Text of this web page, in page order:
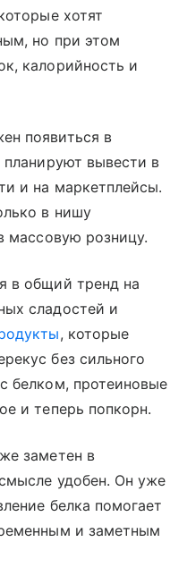
хотят
но при этом
калорийность и
появиться в
вывести в
и на маркетплейсы.
в нишу
массовую розницу.
в общий тренд на
сладостей и
, которые
без сильного
белком, протеиновые
и теперь попкорн.
заметен в
удобен. Он уже
белка помогает
и заметным